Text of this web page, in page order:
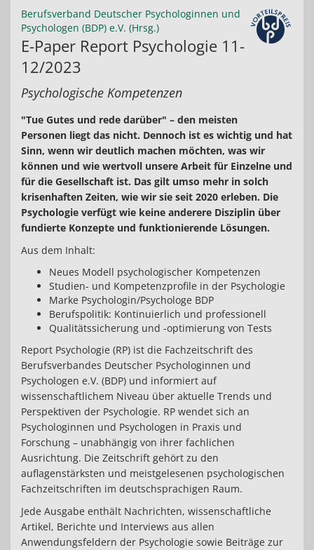
Berufsverband Deutscher Psychologinnen und
Psychologen (BDP) e.V. (Hrsg.)
E-Paper Report Psychologie 11-
12/2023
Psychologische Kompetenzen
"Tue Gutes und rede darüber" – den meisten
Personen liegt das nicht. Dennoch ist es wichtig und hat
Sinn, wenn wir deutlich machen möchten, was wir
können und wie wertvoll unsere Arbeit für Einzelne und
für die Gesellschaft ist. Das gilt umso mehr in solch
krisenhaften Zeiten, wie wir sie seit 2020 erleben. Die
Psychologie verfügt wie keine anderere Disziplin über
fundierte Konzepte und funktionierende Lösungen.
Aus dem Inhalt:
Neues Modell psychologischer Kompetenzen
Studien- und Kompetenzprofile in der Psychologie
Marke Psychologin/Psychologe BDP
Berufspolitik: Kontinuierlich und professionell
Qualitätssicherung und -optimierung von Tests
Report Psychologie (RP) ist die Fachzeitschrift des
Berufsverbandes Deutscher Psychologinnen und
Psychologen e.V. (BDP) und informiert auf
wissenschaftlichem Niveau über aktuelle Trends und
Perspektiven der Psychologie. RP wendet sich an
Psychologinnen und Psychologen in Praxis und
Forschung – unabhängig von ihrer fachlichen
Ausrichtung. Die Zeitschrift gehört zu den
auflagenstärksten und meistgelesenen psychologischen
Fachzeitschriften im deutschsprachigen Raum.
Jede Ausgabe enthält Nachrichten, wissenschaftliche
Artikel, Berichte und Interviews aus allen
Anwendungsfeldern der Psychologie sowie Beiträge zur